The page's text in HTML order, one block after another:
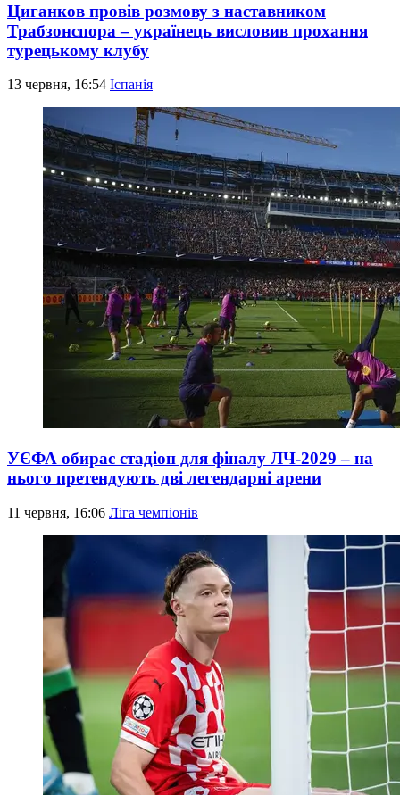
Циганков провів розмову з наставником
Трабзонспора – українець висловив прохання
турецькому клубу
13 червня, 16:54 Іспанія
УЄФА обирає стадіон для фіналу ЛЧ-2029 – на
нього претендують дві легендарні арени
11 червня, 16:06 Ліга чемпіонів